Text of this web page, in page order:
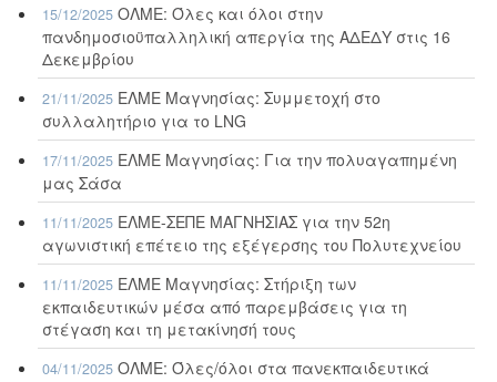
15/12/2025 ΟΛΜΕ: Όλες και όλοι στην
πανδημοσιοϋπαλληλική απεργία της ΑΔΕΔΥ στις 16
Δεκεμβρίου
21/11/2025 ΕΛΜΕ Μαγνησίας: Συμμετοχή στο
συλλαλητήριο για το LNG
17/11/2025 ΕΛΜΕ Μαγνησίας: Για την πολυαγαπημένη
μας Σάσα
11/11/2025 ΕΛΜΕ-ΣΕΠΕ ΜΑΓΝΗΣΙΑΣ για την 52η
αγωνιστική επέτειο της εξέγερσης του Πολυτεχνείου
11/11/2025 ΕΛΜΕ Μαγνησίας: Στήριξη των
εκπαιδευτικών μέσα από παρεμβάσεις για τη
στέγαση και τη μετακίνησή τους
04/11/2025 ΟΛΜΕ: Όλες/όλοι στα πανεκπαιδευτικά